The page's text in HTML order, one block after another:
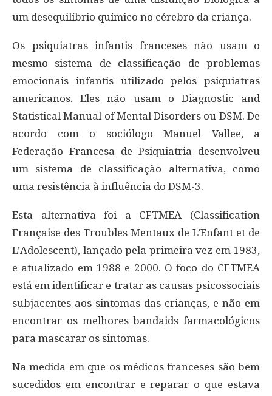
um desequilíbrio químico no cérebro da criança.
Os psiquiatras infantis franceses não usam o
mesmo sistema de classificação de problemas
emocionais infantis utilizado pelos psiquiatras
americanos. Eles não usam o Diagnostic and
Statistical Manual of Mental Disorders ou DSM. De
acordo com o sociólogo Manuel Vallee, a
Federação Francesa de Psiquiatria desenvolveu
um sistema de classificação alternativa, como
uma resistência à influência do DSM-3.
Esta alternativa foi a CFTMEA (Classification
Française des Troubles Mentaux de L’Enfant et de
L’Adolescent), lançado pela primeira vez em 1983,
e atualizado em 1988 e 2000. O foco do CFTMEA
está em identificar e tratar as causas psicossociais
subjacentes aos sintomas das crianças, e não em
encontrar os melhores bandaids farmacológicos
para mascarar os sintomas.
Na medida em que os médicos franceses são bem
sucedidos em encontrar e reparar o que estava